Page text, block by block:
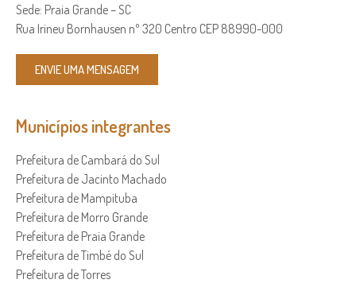
Sede: Praia Grande – SC
Rua Irineu Bornhausen nº 320 Centro CEP 88990-000
ENVIE UMA MENSAGEM
Municípios integrantes
Prefeitura de Cambará do Sul
Prefeitura de Jacinto Machado
Prefeitura de Mampituba
Prefeitura de Morro Grande
Prefeitura de Praia Grande
Prefeitura de Timbé do Sul
Prefeitura de Torres